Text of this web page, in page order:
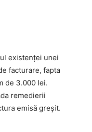
existenţei unei
facturare, fapta
de 3.000 lei.
remedierii
emisă greşit.